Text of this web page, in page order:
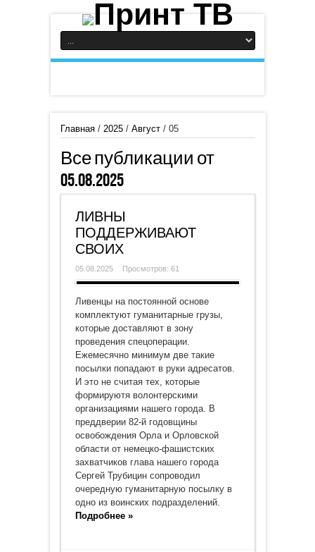
Главная/ 2025/ Август/ 05
Все публикации от
05.08.2025
ЛИВНЫ
ПОДДЕРЖИВАЮТ
СВОИХ
05.08.2025 Просмотров: 61
Ливенцы на постоянной основе
комплектуют гуманитарные грузы,
которые доставляют в зону
проведения спецоперации.
Ежемесячно минимум две такие
посылки попадают в руки адресатов.
И это не считая тех, которые
формируютя волонтерскими
организациями нашего города. В
преддверии 82-й годовщины
освобождения Орла и Орловской
области от немецко-фашистских
захватчиков глава нашего города
Сергей Трубицин сопроводил
очередную гуманитарную посылку в
одно из воинских подразделений.
Подробнее »